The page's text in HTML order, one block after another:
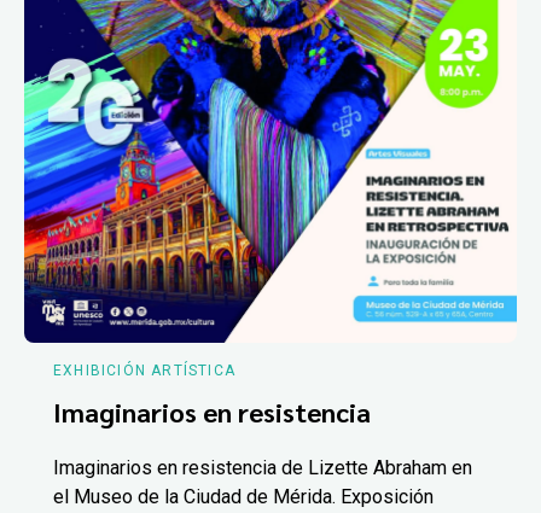
EXHIBICIÓN ARTÍSTICA
Imaginarios en resistencia
Imaginarios en resistencia de Lizette Abraham en
el Museo de la Ciudad de Mérida. Exposición